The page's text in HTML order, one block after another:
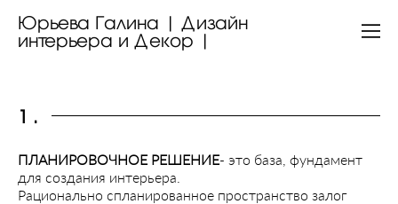
Юрьева Галина | Дизайн
интерьера и Декор |
1.
ПЛАНИРОВОЧНОЕ РЕШЕНИЕ- это база, фундамент
для создания интерьера.
Рационально спланированное пространство залог